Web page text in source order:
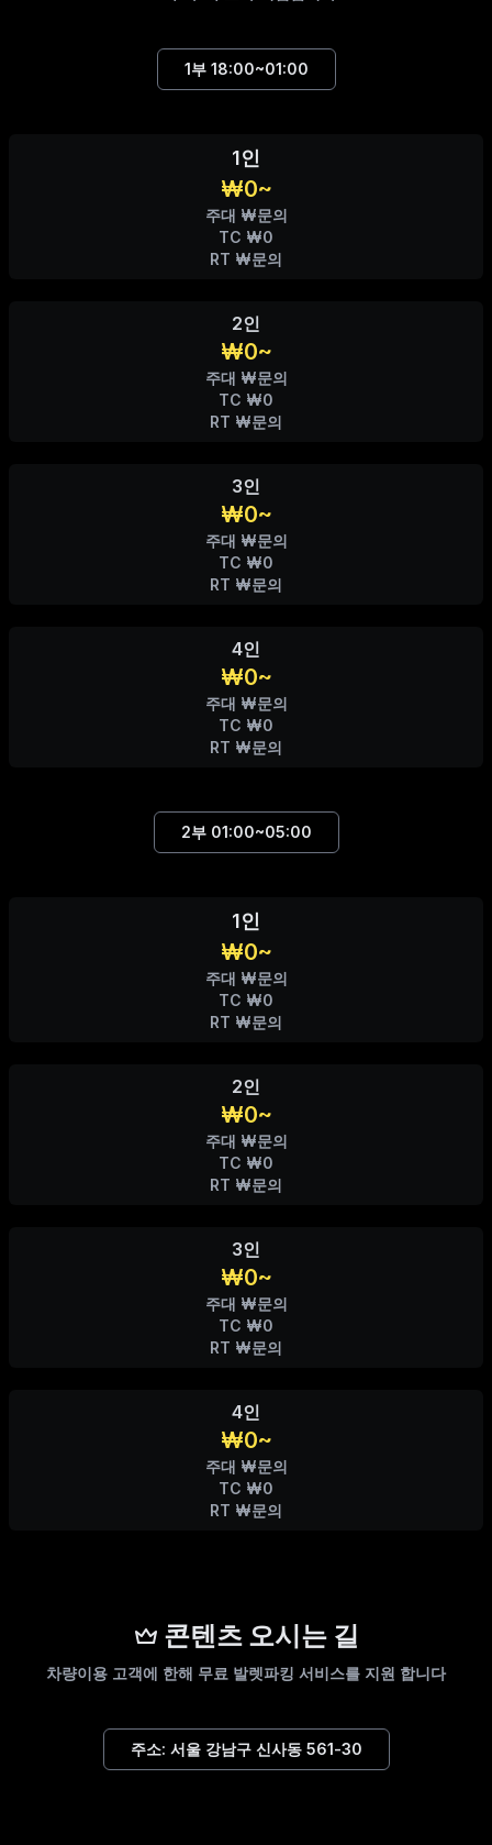
1부 18:00~01:00
1인
₩0~
주대 ₩문의
TC ₩0
RT ₩문의
2인
₩0~
주대 ₩문의
TC ₩0
RT ₩문의
3인
₩0~
주대 ₩문의
TC ₩0
RT ₩문의
4인
₩0~
주대 ₩문의
TC ₩0
RT ₩문의
2부 01:00~05:00
1인
₩0~
주대 ₩문의
TC ₩0
RT ₩문의
2인
₩0~
주대 ₩문의
TC ₩0
RT ₩문의
3인
₩0~
주대 ₩문의
TC ₩0
RT ₩문의
4인
₩0~
주대 ₩문의
TC ₩0
RT ₩문의
콘텐츠 오시는 길
차량이용 고객에 한해 무료 발렛파킹 서비스를 지원 합니다
주소: 서울 강남구 신사동 561-30